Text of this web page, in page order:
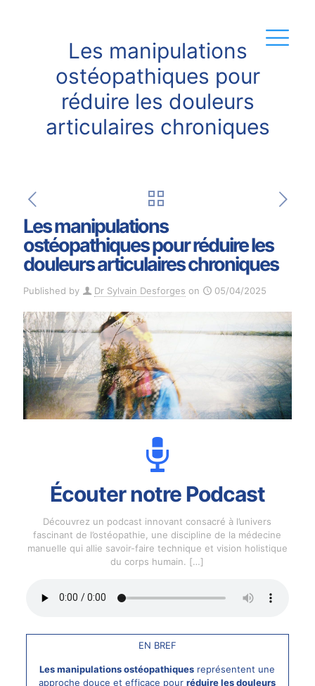
Les manipulations
ostéopathiques pour
réduire les douleurs
articulaires chroniques
Les manipulations
ostéopathiques pour réduire les
douleurs articulaires chroniques
Published by Dr Sylvain Desforges on 05/04/2025
Écouter notre Podcast
Découvrez un podcast innovant consacré à l’univers
fascinant de l’ostéopathie, une discipline de la médecine
manuelle qui allie savoir-faire technique et vision holistique
du corps humain. […]
EN BREF
Les manipulations ostéopathiques représentent une
approche douce et efficace pourréduire les douleurs